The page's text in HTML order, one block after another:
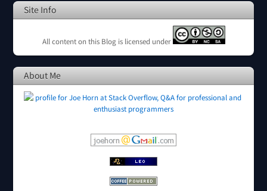
Site Info
All content on this Blog is licensed under
About Me